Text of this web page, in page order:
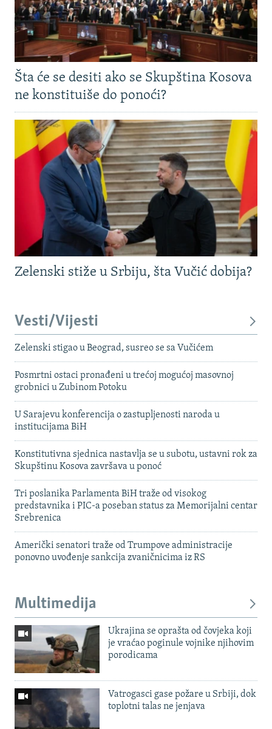
Šta će se desiti ako se Skupština Kosova
ne konstituiše do ponoći?
Zelenski stiže u Srbiju, šta Vučić dobija?
Vesti/Vijesti
Zelenski stigao u Beograd, susreo se sa Vučićem
Posmrtni ostaci pronađeni u trećoj mogućoj masovnoj
grobnici u Zubinom Potoku
U Sarajevu konferencija o zastupljenosti naroda u
institucijama BiH
Konstitutivna sjednica nastavlja se u subotu, ustavni rok za
Skupštinu Kosova završava u ponoć
Tri poslanika Parlamenta BiH traže od visokog
predstavnika i PIC-a poseban status za Memorijalni centar
Srebrenica
Američki senatori traže od Trumpove administracije
ponovno uvođenje sankcija zvaničnicima iz RS
Multimedija
Ukrajina se oprašta od čovjeka koji
je vraćao poginule vojnike njihovim
porodicama
Vatrogasci gase požare u Srbiji, dok
toplotni talas ne jenjava